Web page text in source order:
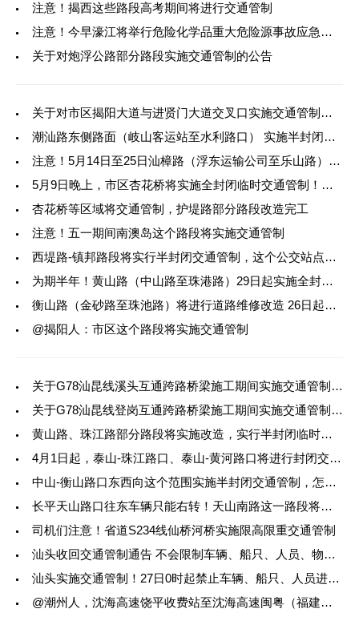
注意！揭西这些路段高考期间将进行交通管制
注意！今早濠江将举行危险化学品重大危险源事故应急演练，附近路段将进行交
关于对炮浮公路部分路段实施交通管制的公告
关于对市区揭阳大道与进贤门大道交叉口实施交通管制的公告
潮汕路东侧路面（岐山客运站至水利路口） 实施半封闭临时交通管制
注意！5月14日至25日汕樟路（浮东运输公司至乐山路）实施半封闭临时交通管制
5月9日晚上，市区杏花桥将实施全封闭临时交通管制！请注意绕行
杏花桥等区域将交通管制，护堤路部分路段改造完工
注意！五一期间南澳岛这个路段将实施交通管制
西堤路-镇邦路段将实行半封闭交通管制，这个公交站点将暂时调整
为期半年！黄山路（中山路至珠港路）29日起实施全封闭交通管制
衡山路（金砂路至珠池路）将进行道路维修改造 26日起实施机动车道封闭临时交
@揭阳人：市区这个路段将实施交通管制
关于G78汕昆线溪头互通跨路桥梁施工期间实施交通管制的公告
关于G78汕昆线登岗互通跨路桥梁施工期间实施交通管制的公告
黄山路、珠江路部分路段将实施改造，实行半封闭临时交通管制
4月1日起，泰山-珠江路口、泰山-黄河路口将进行封闭交通管制，通过车辆需绕
中山-衡山路口东西向这个范围实施半封闭交通管制，怎么通行看这里
长平天山路口往东车辆只能右转！天山南路这一路段将实施半封闭交通管制
司机们注意！省道S234线仙桥河桥实施限高限重交通管制
汕头收回交通管制通告 不会限制车辆、船只、人员、物资的进出
汕头实施交通管制！27日0时起禁止车辆、船只、人员进入汕头市
@潮州人，沈海高速饶平收费站至沈海高速闽粤（福建）收费站实行临时交通管